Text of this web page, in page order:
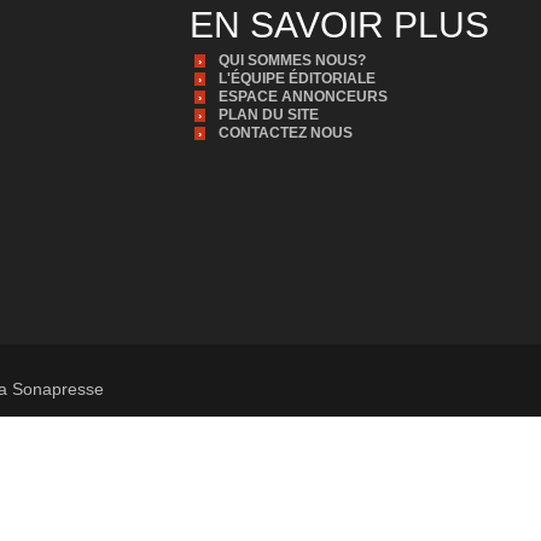
EN SAVOIR PLUS
QUI SOMMES NOUS?
L'ÉQUIPE ÉDITORIALE
ESPACE ANNONCEURS
PLAN DU SITE
CONTACTEZ NOUS
Sonapresse